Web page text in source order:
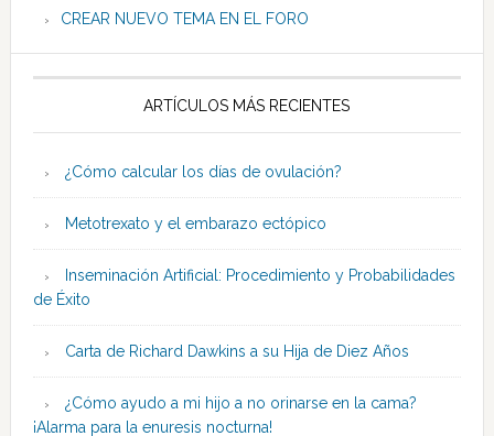
CREAR NUEVO TEMA EN EL FORO
ARTÍCULOS MÁS RECIENTES
¿Cómo calcular los días de ovulación?
Metotrexato y el embarazo ectópico
Inseminación Artificial: Procedimiento y Probabilidades
de Éxito
Carta de Richard Dawkins a su Hija de Diez Años
¿Cómo ayudo a mi hijo a no orinarse en la cama?
¡Alarma para la enuresis nocturna!